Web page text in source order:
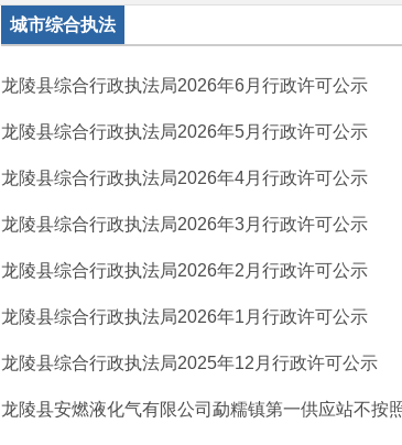
城市综合执法
龙陵县综合行政执法局2026年6月行政许可公示
龙陵县综合行政执法局2026年5月行政许可公示
龙陵县综合行政执法局2026年4月行政许可公示
龙陵县综合行政执法局2026年3月行政许可公示
龙陵县综合行政执法局2026年2月行政许可公示
龙陵县综合行政执法局2026年1月行政许可公示
龙陵县综合行政执法局2025年12月行政许可公示
龙陵县安燃液化气有限公司勐糯镇第一供应站不按